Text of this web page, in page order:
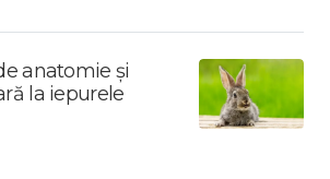
anatomie și
la iepurele